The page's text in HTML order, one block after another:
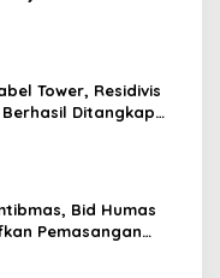
Gowa
Tower, Residivis
Ditangkap
Bid Humas
Pemasangan
Stiker